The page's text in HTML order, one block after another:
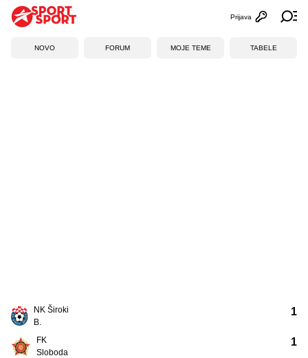
Otvori
Prijava
NOVO FORUM MOJE TEME TABELE
NK Široki
B.
FK
Sloboda
1
1